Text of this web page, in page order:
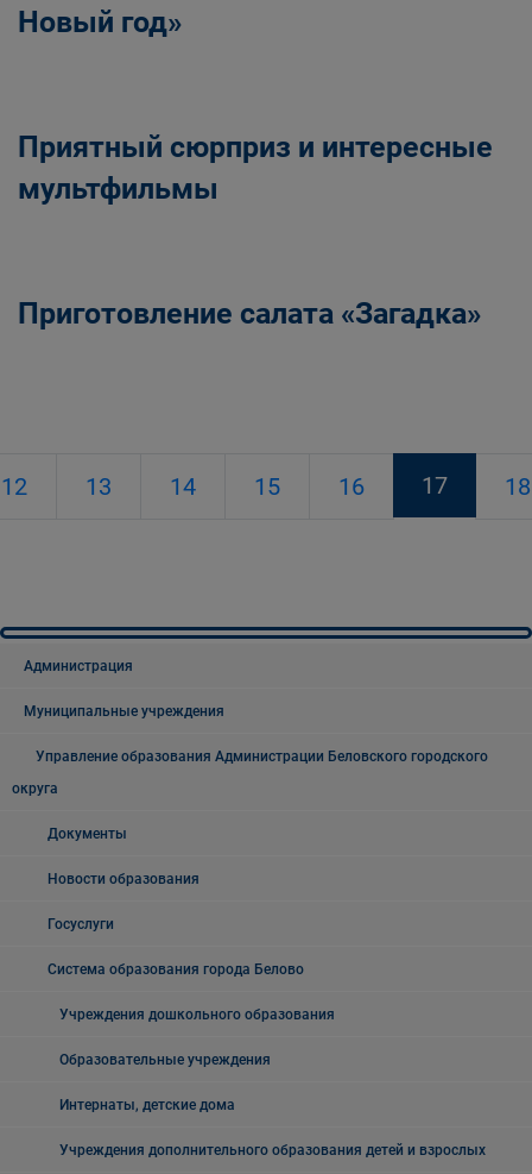
Новый год»
Приятный сюрприз и интересные
мультфильмы
Приготовление салата «Загадка»
12 13 14 15 16 17 18
Администрация
Муниципальные учреждения
Управление образования Администрации Беловского городского
округа
Документы
Новости образования
Госуслуги
Система образования города Белово
Учреждения дошкольного образования
Образовательные учреждения
Интернаты, детские дома
Учреждения дополнительного образования детей и взрослых